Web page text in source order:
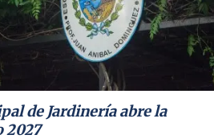
de Jardinería abre la
2027